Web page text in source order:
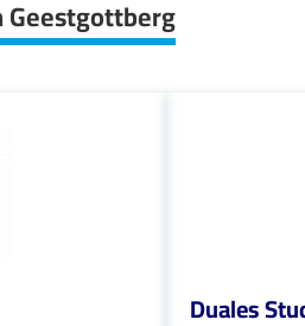
Geestgottberg
Duales